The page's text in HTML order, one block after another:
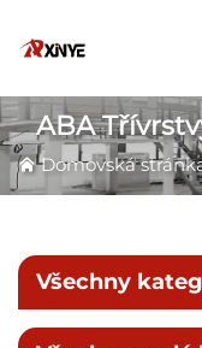
ABA
Domovská
Všechny